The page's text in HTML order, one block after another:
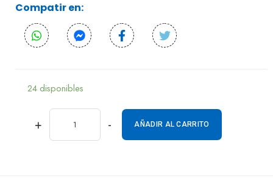
Compatir en:
24 disponibles
+ - AÑADIR AL CARRITO